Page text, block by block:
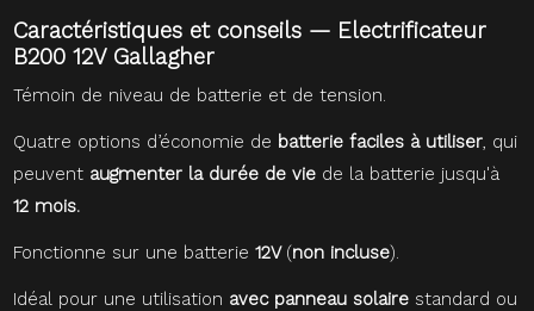
Caractéristiques et conseils — Electrificateur
B200 12V Gallagher
Témoin de niveau de batterie et de tension.
Quatre options d’économie de batterie faciles à utiliser, qui
peuvent augmenter la durée de vie de la batterie jusqu'à
12 mois.
Fonctionne sur une batterie12V (non incluse).
Idéal pour une utilisation avec panneau solaire standard ou